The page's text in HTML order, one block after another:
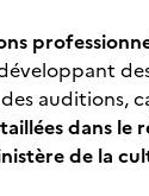
auditions,
dans
de la